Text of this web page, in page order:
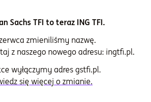
ze swojej inwestycji. Obawiają się
jako sponsor będą musieli się
flashu rynkowym. Do
Sachs TFI to teraz ING TFI.
zmieniliśmy nazwę.
z naszego nowego adresu: ingtfi.pl.
wyłączymy adres gstfi.pl.
się więcej o zmianie.